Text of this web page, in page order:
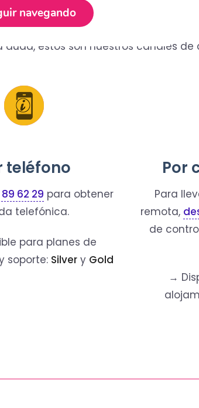
estos son nuestros canales
teléfono
62 29 para obtener
telefónica.
para planes de
soporte: Silver y Gold
Por
Para
remota,
de
→
navegando